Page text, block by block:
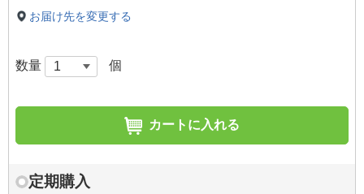
お届け先を変更する
数量 個
カートに入れる
定期購入